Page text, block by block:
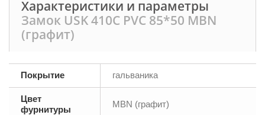
Характеристики и параметры
Замок USK 410C PVC 85*50 MBN
(графит)
Покрытие гальваника
Цвет
фурнитуры
MBN (графит)